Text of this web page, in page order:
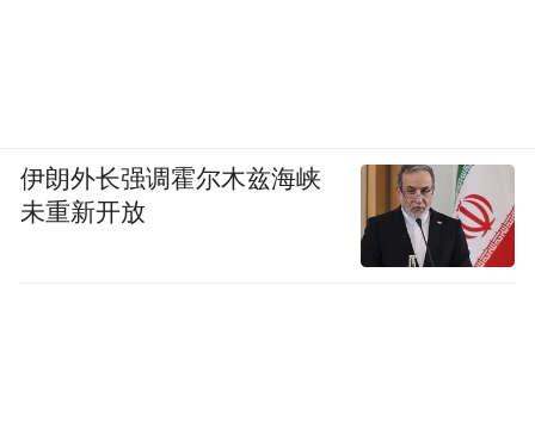
伊朗外长强调霍尔木兹海峡
未重新开放